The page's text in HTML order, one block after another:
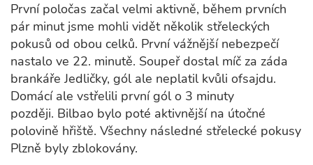
První poločas začal velmi aktivně, během prvních
pár minut jsme mohli vidět několik střeleckých
pokusů od obou celků. První vážnější nebezpečí
nastalo ve 22. minutě. Soupeř dostal míč za záda
brankáře Jedličky, gól ale neplatil kvůli ofsajdu.
Domácí ale vstřelili první gól o 3 minuty
později. Bilbao bylo poté aktivnější na útočné
polovině hřiště. Všechny následné střelecké pokusy
Plzně byly zblokovány.